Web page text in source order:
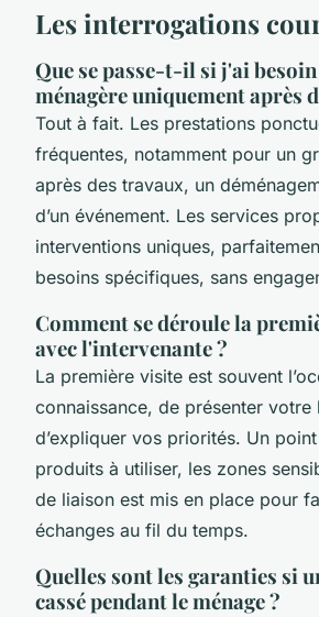
Les interrogations
Que se passe-t-il si j'ai
ménagère uniquement après
Tout à fait. Les prestations
fréquentes, notamment pour un
après des travaux, un
d’un événement. Les services
interventions uniques,
besoins spécifiques, sans
Comment se déroule la
avec l'intervenante ?
La première visite est souvent
connaissance, de présenter votre
d’expliquer vos priorités. Un
produits à utiliser, les zones
de liaison est mis en place pour
échanges au fil du temps.
Quelles sont les garanties si
cassé pendant le ménage ?